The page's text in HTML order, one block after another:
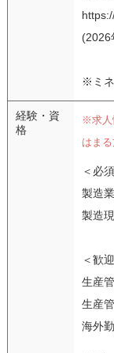
(2026
※ミ
経験・資
格
※求人
はま
＜必
製造
製造
＜歓
生産
生産
海外